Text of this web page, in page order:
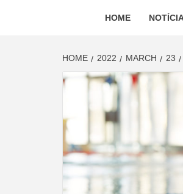
HOME
HOME 2022 MARCH 23